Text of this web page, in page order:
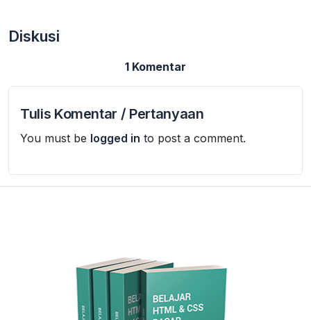
Diskusi
1 Komentar
Tulis Komentar / Pertanyaan
You must be logged in to post a comment.